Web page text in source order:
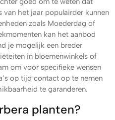
van het jaar populairder kunnen
zoals Moederdag of
kan het aanbod
je mogelijk een breder
in bloemenwinkels of
om voor specifieke wensen
op tijd contact op te nemen
te garanderen.
planten?